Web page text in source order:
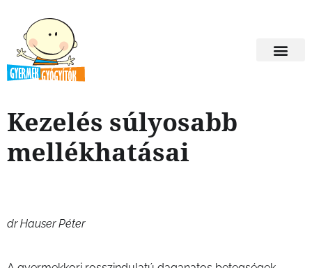
Kezelés súlyosabb
mellékhatásai
dr Hauser Péter